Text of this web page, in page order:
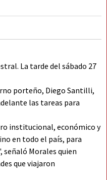
La tarde del sábado 27
porteño, Diego Santilli,
las tareas para
institucional, económico y
en todo el país, para
señaló Morales quien
que viajaron